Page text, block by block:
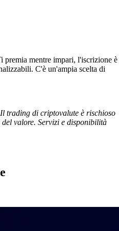
premia mentre impari, l'iscrizione è
C'è un'ampia scelta di
trading di criptovalute è rischioso
valore. Servizi e disponibilità